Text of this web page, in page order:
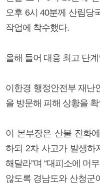
오후 6시 40분께 산림당
작업에 착수했다.
올해 들어 대응 최고 단
이한경 행정안전부 재난
을 방문해 피해 상황을
이 본부장은 산불 진화
하되 2차 사고가 발생하
해달라”며 “대피소에 머
않도록 경남도와 산청군